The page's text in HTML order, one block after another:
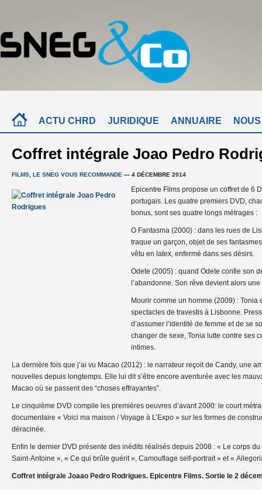
ACTU CHRD JURIDIQUE ANNUAIRE
Coffret intégrale Joao Pedro
FILMS LE SNEG VOUS RECOMMANDE — 4 DÉCEMBRE 2014
Epicentre Films propose un coffret de 6
portugais. Les quatre premiers DVD,
bonus, sont ses quatre longs métrages :
O Fantasma (2000) : dans les rues de
traque un garçon, objet de ses
vêtu en latex, enfermé dans ses désirs.
Odete (2005) : quand Odete confie son
l’abandonne. Son rêve devient alors
Mourir comme un homme (2009) :
spectacles de travestis à Lisbonne.
d’assumer l’identité de femme et de se
changer de sexe, Tonia lutte contre ses
intimes.
La dernière fois que j’ai vu Macao (2012) : le narrateur reçoit de Candy, une
nouvelles depuis longtemps. Elle lui dit s’être encore aventurée avec les
Macao où se passent des “choses effrayantes”.
Le cinquième DVD compile les premières oeuvres d’avant 2000: le court
documentaire « Voici ma maison / Voyage à L’Expo » sur les formes de
déracinée.
Enfin le dernier DVD présente des inédits réalisés depuis 2008 : « Le corps
Saint-Antoine », « Ce qui brûle guérit », Camouflage self-portrait » et «
Coffret intégrale Joaao Pedro Rodrigues. Epicentre Films. Sortie le 2